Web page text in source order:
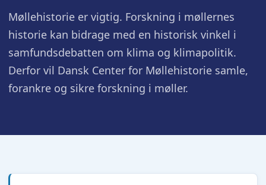
Møllehistorie er vigtig. Forskning i møllernes
historie kan bidrage med en historisk vinkel i
samfundsdebatten om klima og klimapolitik.
Derfor vil Dansk Center for Møllehistorie samle,
forankre og sikre forskning i møller.